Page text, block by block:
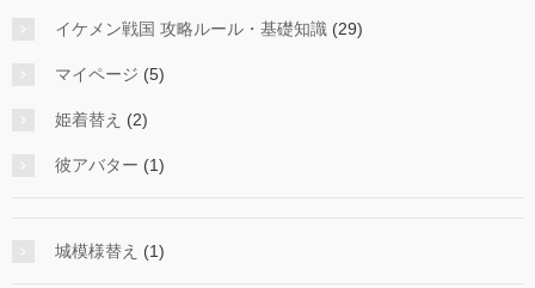
イケメン戦国 攻略ルール・基礎知識 (29)
マイページ (5)
姫着替え (2)
彼アバター (1)
城模様替え (1)